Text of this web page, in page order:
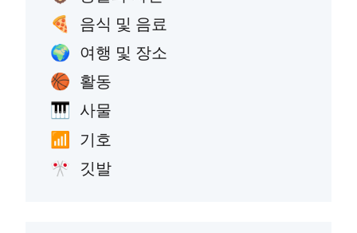
🍕 음식 및 음료
🌍 여행 및 장소
🏀 활동
🎹 사물
📶 기호
🎌 깃발